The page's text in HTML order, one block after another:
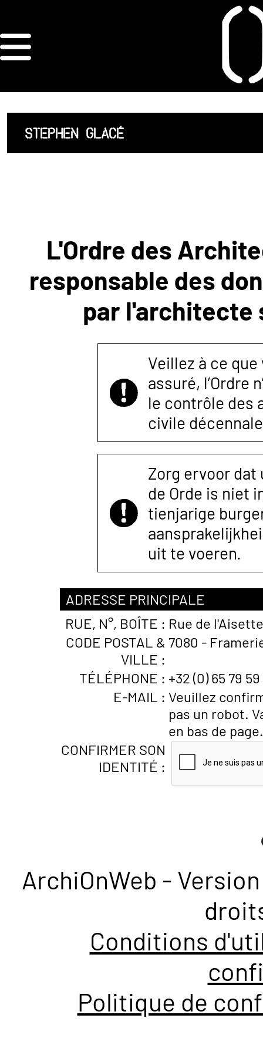
ORDRE DES
ARCHITECTES
ACCUEIL
LISTE DES
ANNEXE 4 CODT
CONTACTER
STEPHEN GLACÉ
L'Ordre des
responsable des
par l'architecte
Veillez à ce
assuré, l’Ordre
le contrôle des
civile
Zorg ervoor
de Orde is niet
tienjarige
uit te voeren.
ADRESSE PRINCIPALE
RUE, N°, BOÎTE : Rue de
CODE POSTAL &
VILLE :
7080 -
TÉLÉPHONE : +32 (0) 65 79
E-MAIL : Veuillez
pas un robot.
en bas de page.
CONFIRMER SON
IDENTITÉ :
ArchiOnWeb -
Conditions
Politique de